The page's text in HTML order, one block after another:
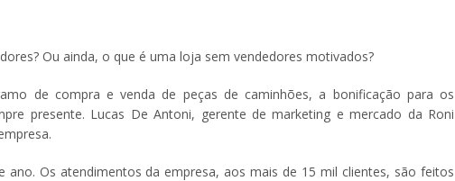
Ou ainda, o que é uma loja sem vendedores motivados?
de compra e venda de peças de caminhões, a bonificação para os
presente. Lucas De Antoni, gerente de marketing e mercado da Roni
Os atendimentos da empresa, aos mais de 15 mil clientes, são feitos